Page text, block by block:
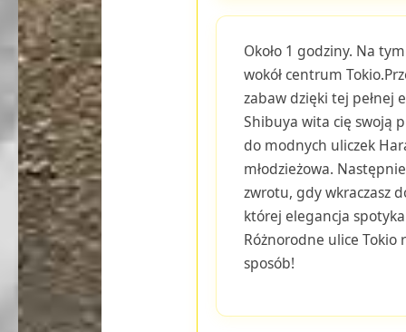
Około 1 godziny. Na
wokół centrum
zabaw dzięki tej pełnej
Shibuya wita cię swoją
do modnych uliczek
młodzieżowa.
zwrotu, gdy wkraczasz
której elegancja
Różnorodne ulice
sposób!